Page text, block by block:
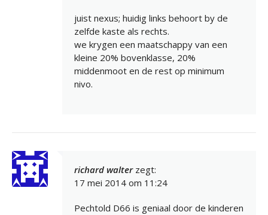
juist nexus; huidig links behoort by de
zelfde kaste als rechts.
we krygen een maatschappy van een
kleine 20% bovenklasse, 20%
middenmoot en de rest op minimum
nivo.
richard walter zegt:
17 mei 2014 om 11:24
Pechtold D66 is geniaal door de kinderen